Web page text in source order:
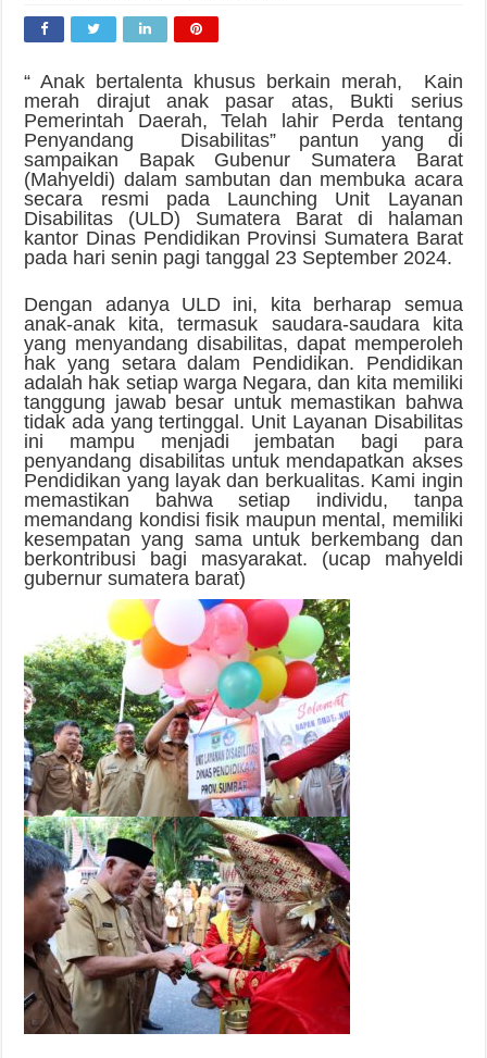
“ Anak bertalenta khusus berkain merah, Kain
merah dirajut anak pasar atas, Bukti serius
Pemerintah Daerah, Telah lahir Perda tentang
Penyandang Disabilitas” pantun yang di
sampaikan Bapak Gubenur Sumatera Barat
(Mahyeldi) dalam sambutan dan membuka acara
secara resmi pada Launching Unit Layanan
Disabilitas (ULD) Sumatera Barat di halaman
kantor Dinas Pendidikan Provinsi Sumatera Barat
pada hari senin pagi tanggal 23 September 2024.
Dengan adanya ULD ini, kita berharap semua
anak-anak kita, termasuk saudara-saudara kita
yang menyandang disabilitas, dapat memperoleh
hak yang setara dalam Pendidikan. Pendidikan
adalah hak setiap warga Negara, dan kita memiliki
tanggung jawab besar untuk memastikan bahwa
tidak ada yang tertinggal. Unit Layanan Disabilitas
ini mampu menjadi jembatan bagi para
penyandang disabilitas untuk mendapatkan akses
Pendidikan yang layak dan berkualitas. Kami ingin
memastikan bahwa setiap individu, tanpa
memandang kondisi fisik maupun mental, memiliki
kesempatan yang sama untuk berkembang dan
berkontribusi bagi masyarakat. (ucap mahyeldi
gubernur sumatera barat)